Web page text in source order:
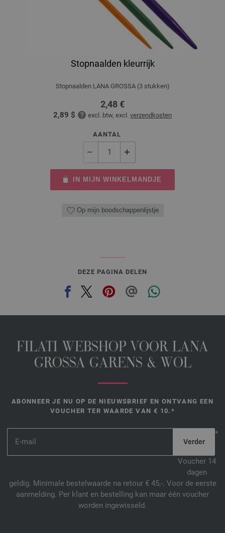
Stopnaalden kleurrijk
Stopnaalden LANA GROSSA (3 stukken)
2,48 €
2,89 $ excl. btw, excl. verzendkosten
AANTAL
IN MIJN WINKELMANDJE
Op mijn boodschappenlijstje
DEZE PAGINA DELEN
FILATI WEBSHOP VOOR LANA
GROSSA GARENS & WOL
ABONNEER JE NU OP DE NIEUWSBRIEF EN ONTVANG EEN
VOUCHER TER WAARDE VAN € 10.*
*
Voucher 14
dagen
geldig. Minimale bestelwaarde na retour € 45,-. Voor de eerste
aanmelding. Per klant en bestelling kan maar één voucher
worden ingewisseld.